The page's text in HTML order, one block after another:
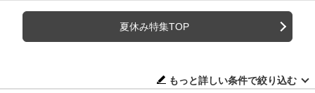
夏休み特集TOP
もっと詳しい条件で絞り込む